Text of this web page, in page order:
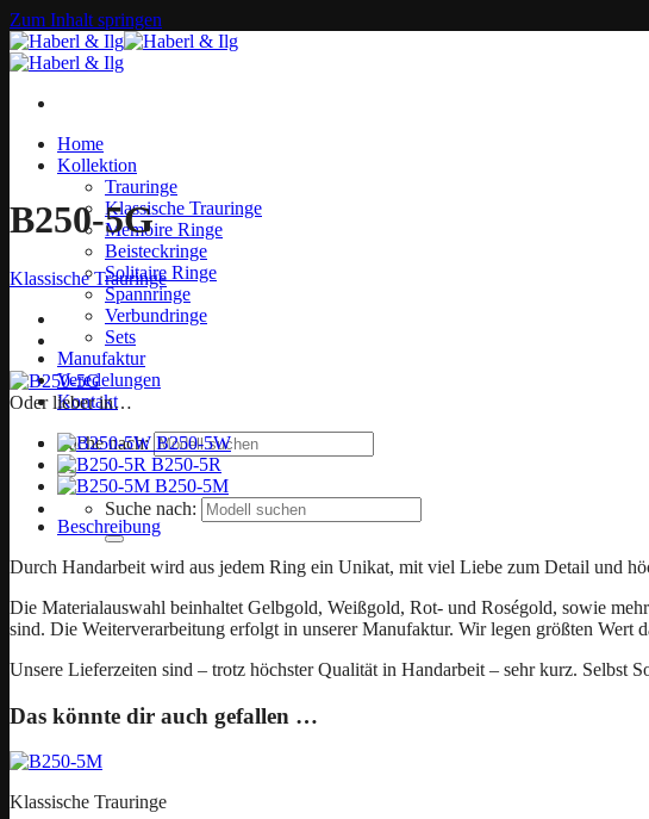
Zum Inhalt springen
Home
Kollektion
Trauringe
Klassische Trauringe
Memoire Ringe
Beisteckringe
Solitaire Ringe
Spannringe
Verbundringe
Sets
Manufaktur
Veredelungen
Kontakt
Suche nach:
Suche nach:
B250-5G
Klassische Trauringe
Oder lieber in…
B250-5W
B250-5R
B250-5M
Beschreibung
Durch Handarbeit wird aus jedem Ring ein Unikat, mit viel Liebe zum Detail und
Die Materialauswahl beinhaltet Gelbgold, Weißgold, Rot- und Roségold, sowie
sind. Die Weiterverarbeitung erfolgt in unserer Manufaktur. Wir legen größten Wert
Unsere Lieferzeiten sind – trotz höchster Qualität in Handarbeit – sehr kurz. Selbst
Das könnte dir auch gefallen …
Klassische Trauringe